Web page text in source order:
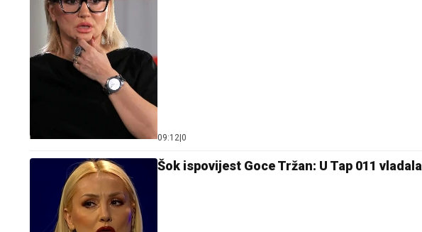
09:12 0
Šok ispovijest Goce Tržan: U Tap 011